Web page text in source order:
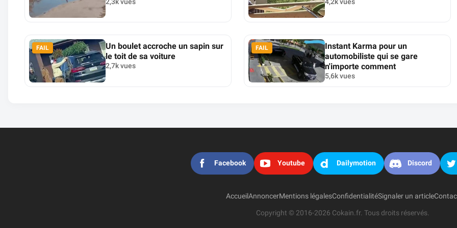
FAIL
Un boulet accroche un sapin sur
le toit de sa voiture
2,7k vues
FAIL
Instant Karma pour un
automobiliste qui se gare
n'importe comment
5,6k vues
Facebook Youtube Dailymotion Discord
AccueilAnnoncerMentions légalesConfidentialitéSignaler un article
Copyright © 2016-2026 Cokain.fr. Tous droits réservés.